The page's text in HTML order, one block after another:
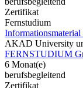
Zertifikat
Fernstudium
Informationsmaterial
AKAD University
FERNSTUDIUM
6 Monat(e)
berufsbegleitend
Zertifikat